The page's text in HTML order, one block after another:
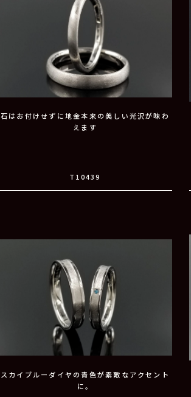
石はお付けせずに地金本来の美しい光沢が味わ
えます
T10439
スカイブルーダイヤの青色が素敵なアクセント
に。